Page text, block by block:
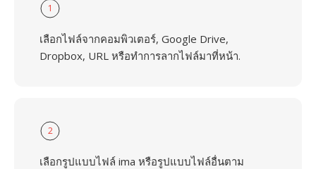
1
เลือกไฟล์จากคอมพิวเตอร์, Google Drive,
Dropbox, URL หรือทำการลากไฟล์มาที่หน้า.
2
เลือกรูปแบบไฟล์ ima หรือรูปแบบไฟล์อื่นตาม